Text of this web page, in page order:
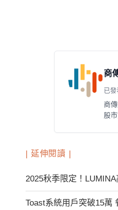
商
已
商
股
| 延伸閱讀 |
2025秋季限定！
Toast系統用戶突破15萬